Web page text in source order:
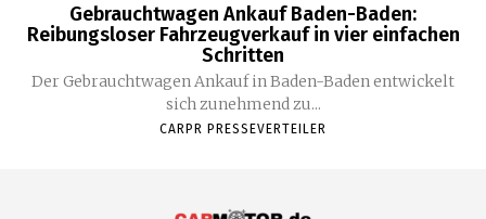
Gebrauchtwagen Ankauf Baden-Baden:
Reibungsloser Fahrzeugverkauf in vier einfachen
Schritten
Der Gebrauchtwagen Ankauf in Baden-Baden entwickelt
sich zunehmend zu...
CARPR PRESSEVERTEILER